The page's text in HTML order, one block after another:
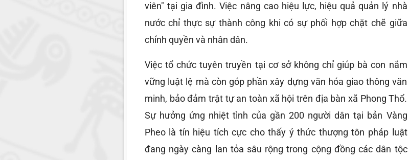
viên" tại gia đình. Việc nâng cao hiệu lực, hiệu quả quản lý nhà
nước chỉ thực sự thành công khi có sự phối hợp chặt chẽ giữa
chính quyền và nhân dân.
Việc tổ chức tuyên truyền tại cơ sở không chỉ giúp bà con nắm
vững luật lệ mà còn góp phần xây dựng văn hóa giao thông văn
minh, bảo đảm trật tự an toàn xã hội trên địa bàn xã Phong Thổ.
Sự hưởng ứng nhiệt tình của gần 200 người dân tại bản Vàng
Pheo là tín hiệu tích cực cho thấy ý thức thượng tôn pháp luật
đang ngày càng lan tỏa sâu rộng trong cộng đồng các dân tộc